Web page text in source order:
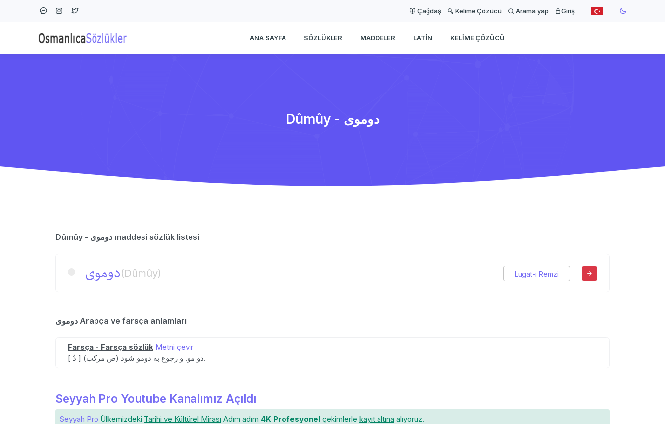
Çağdaş Kelime Çözücü Arama yap Giriş
ANA SAYFA SÖZLÜKLER MADDELER LATIN KELIME ÇÖZÜCÜ
Dûmûy - دوموی
Dûmûy - دوموی maddesi sözlük listesi
دوموی(Dûmûy) Lugat-ı Remzi
دوموی Arapça ve farsça anlamları
Farsça - Farsça sözlük Metni çevir
[ دُ ] (ص مرکب) دو مو. و رجوع به دومو شود.
Seyyah Pro Youtube Kanalımız Açıldı
Seyyah Pro Ülkemizdeki Tarihi ve Kültürel Mirası Adım adım 4K Profesyonel çekimlerle kayıt altına alıyoruz.